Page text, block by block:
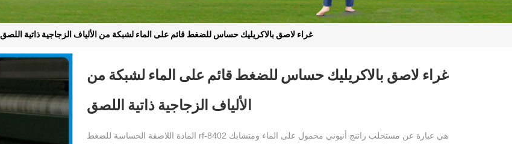
غراء لاصق بالاكريليك حساس للضغط قائم على الماء لشبكة من الألياف الزجاجية ذاتية اللصق
غراء لاصق بالاكريليك حساس للضغط قائم على الماء لشبكة من
الألياف الزجاجية ذاتية اللصق
المادة اللاصقة الحساسة للضغط rf-8402 هي عبارة عن مستحلب راتنج أنيوني محمول على الماء ومتشابك